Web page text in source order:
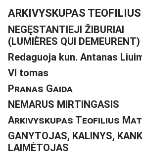
ARKIVYSKUPAS
NEGĘSTANTIEJI ŽIBURIAI
(LUMIÈRES QUI DEMEURENT)
Redaguoja kun. Antanas
VI tomas
Pranas Gaida
NEMARUS MIRTINGASIS
Arkivyskupas Teofilius
GANYTOJAS, KALINYS,
LAIMĖTOJAS